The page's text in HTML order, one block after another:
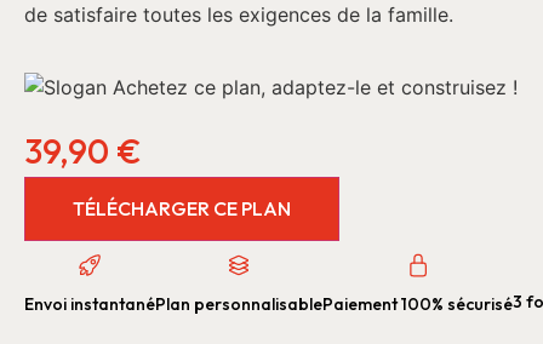
de satisfaire toutes les exigences de la famille.
39,90 €
TÉLÉCHARGER CE PLAN
Envoi instantanéPlan personnalisablePaiement 100% sécurisé3